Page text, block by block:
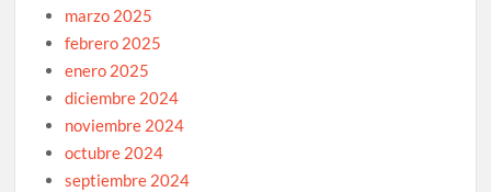
marzo 2025
febrero 2025
enero 2025
diciembre 2024
noviembre 2024
octubre 2024
septiembre 2024